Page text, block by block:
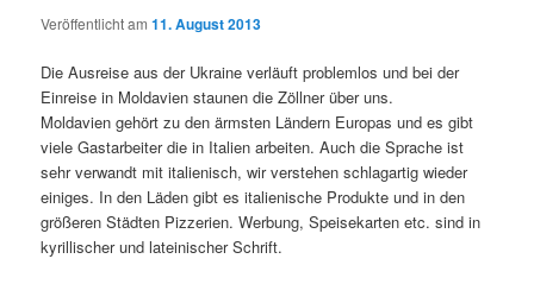
Veröffentlicht am11. August 2013
Die Ausreise aus der Ukraine verläuft problemlos und bei der
Einreise in Moldavien staunen die Zöllner über uns.
Moldavien gehört zu den ärmsten Ländern Europas und es gibt
viele Gastarbeiter die in Italien arbeiten. Auch die Sprache ist
sehr verwandt mit italienisch, wir verstehen schlagartig wieder
einiges. In den Läden gibt es italienische Produkte und in den
größeren Städten Pizzerien. Werbung, Speisekarten etc. sind in
kyrillischer und lateinischer Schrift.